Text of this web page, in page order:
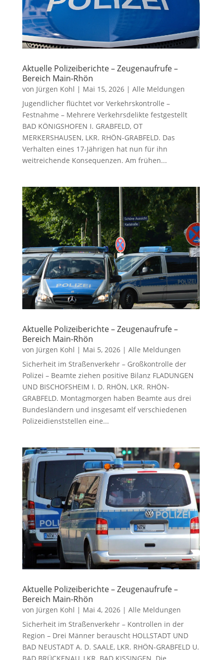
Aktuelle Polizeiberichte – Zeugenaufrufe –
Bereich Main-Rhön
von Jürgen Kohl | Mai 15, 2026| Alle Meldungen
Jugendlicher flüchtet vor Verkehrskontrolle –
Festnahme – Mehrere Verkehrsdelikte festgestellt
BAD KÖNIGSHOFEN I. GRABFELD, OT
MERKERSHAUSEN, LKR. RHÖN-GRABFELD. Das
Verhalten eines 17-Jährigen hat nun für ihn
weitreichende Konsequenzen. Am frühen...
Aktuelle Polizeiberichte – Zeugenaufrufe –
Bereich Main-Rhön
von Jürgen Kohl | Mai 5, 2026| Alle Meldungen
Sicherheit im Straßenverkehr – Großkontrolle der
Polizei – Beamte ziehen positive Bilanz FLADUNGEN
UND BISCHOFSHEIM I. D. RHÖN, LKR. RHÖN-
GRABFELD. Montagmorgen haben Beamte aus drei
Bundesländern und insgesamt elf verschiedenen
Polizeidienststellen eine...
Aktuelle Polizeiberichte – Zeugenaufrufe –
Bereich Main-Rhön
von Jürgen Kohl | Mai 4, 2026| Alle Meldungen
Sicherheit im Straßenverkehr – Kontrollen in der
Region – Drei Männer berauscht HOLLSTADT UND
BAD NEUSTADT A. D. SAALE, LKR. RHÖN-GRABFELD U.